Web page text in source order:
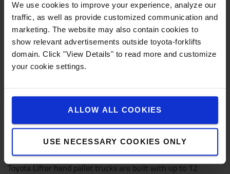
We use cookies to improve your experience, analyze our
traffic, as well as provide customized communication and
marketing. The website may also contain cookies to
show relevant advertisements outside toyota-forklifts
domain. Click "View Details" to read more and customize
your cookie settings.
ALLOW ALL COOKIES
USE NECESSARY COOKIES ONLY
Toyota Lifter hand pallet trucks are built with up to 12